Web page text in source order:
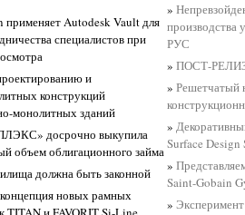
применяет Autodesk Vault для
специалистов при
и
конструкций
монолитных зданий
досрочно выкупила
объем облигационного займа
должна быть законной
новых рамных
»
РУС
»ПОСТ-
»Решетчатый
»
Surface
»
Saint-Gobain
»